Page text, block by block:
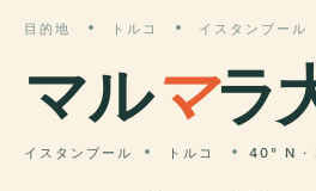
目的地 トルコ イスタンブール
マルマラ
イスタンブール トルコ 40° N ·